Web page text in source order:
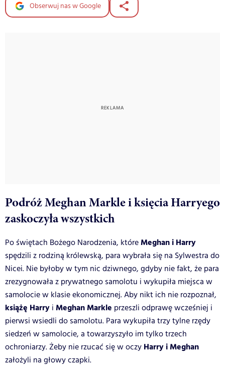
Obserwuj nas w Google
Podróż Meghan Markle i księcia Harryego
zaskoczyła wszystkich
Po świętach Bożego Narodzenia, któreMeghan i Harry
spędzili z rodziną królewską, para wybrała się na Sylwestra do
Nicei. Nie byłoby w tym nic dziwnego, gdyby nie fakt, że para
zrezygnowała z prywatnego samolotu i wykupiła miejsca w
samolocie w klasie ekonomicznej. Aby nikt ich nie rozpoznał,
książę Harry i Meghan Markle przeszli odprawę wcześniej i
pierwsi wsiedli do samolotu. Para wykupiła trzy tylne rzędy
siedzeń w samolocie, a towarzyszyło im tylko trzech
ochroniarzy. Żeby nie rzucać się w oczy Harry i Meghan
założyli na głowy czapki.